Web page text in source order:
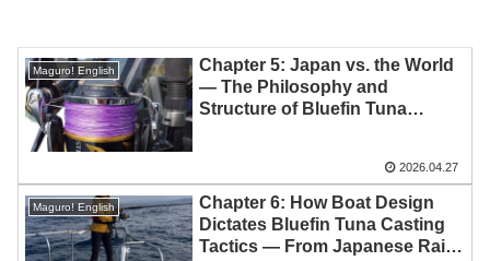
Maguro! English
Chapter 5: Japan vs. the World
— The Philosophy and
Structure of Bluefin Tuna
2026.04.27
Maguro! English
Chapter 6: How Boat Design
Dictates Bluefin Tuna Casting
Tactics — From Japanese Rails